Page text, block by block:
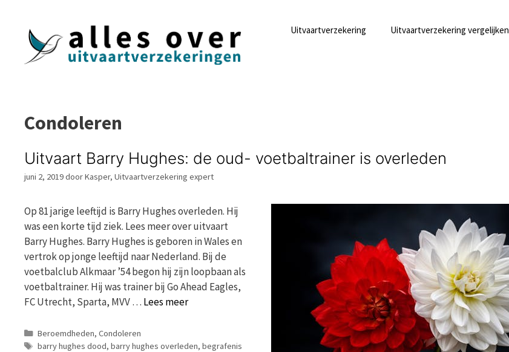
Uitvaartverzekering Uitvaartverzekering vergelijken
Condoleren
Uitvaart Barry Hughes: de oud- voetbaltrainer is overleden
juni 2, 2019doorKasper, Uitvaartverzekering expert
Op 81 jarige leeftijd is Barry Hughes overleden. Hij
was een korte tijd ziek. Lees meer over uitvaart
Barry Hughes. Barry Hughes is geboren in Wales en
vertrok op jonge leeftijd naar Nederland. Bij de
voetbalclub Alkmaar ’54 begon hij zijn loopbaan als
voetbaltrainer. Hij was trainer bij Go Ahead Eagles,
FC Utrecht, Sparta, MVV … Lees meer
Categorieën
Beroemdheden, Condoleren
Tags
barry hughes dood, barry hughes overleden, begrafenis